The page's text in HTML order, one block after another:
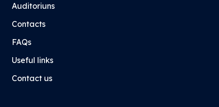
Auditoriuns
Contacts
FAQs
Useful links
Contact us